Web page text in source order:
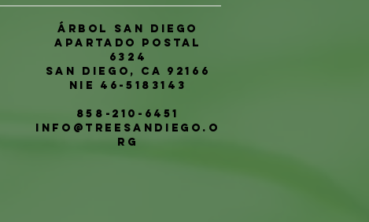
Árbol San Diego
Apartado postal
6324
San Diego, CA 92166
NIE 46-5183143
858-210-6451
info@treesandiego.o
rg